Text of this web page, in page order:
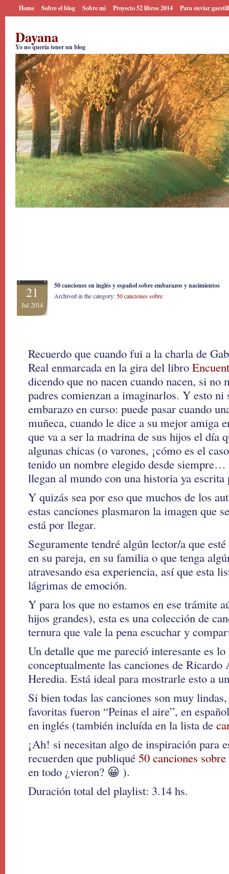
Home Sobre el blog Sobre mi Proyecto 52 libros 2014 Para enviar
Dayana
Yo no quería tener un blog
21
Jul 2014
50 canciones en inglés y español sobre embarazos y nacimientos
Archived in the category: 50 canciones sobre
Recuerdo que cuando fui a la charla de
Real enmarcada en la gira del libro
dicendo que no nacen cuando nacen, si no
padres comienzan a imaginarlos. Y esto ni
embarazo en curso: puede pasar cuando
muñeca, cuando le dice a su mejor amiga
que va a ser la madrina de sus hijos el día
algunas chicas (o varones, ¡cómo es el
tenido un nombre elegido desde siempre…
llegan al mundo con una historia ya
Y quizás sea por eso que muchos de los
estas canciones plasmaron la imagen que
está por llegar.
Seguramente tendré algún lector/a que
en su pareja, en su familia o que tenga
atravesando esa experiencia, así que esta
lágrimas de emoción.
Y para los que no estamos en ese trámite
hijos grandes), esta es una colección de
ternura que vale la pena escuchar y
Un detalle que me pareció interesante es
conceptualmente las canciones de
Heredia. Está ideal para mostrarle esto a
Si bien todas las canciones son muy
favoritas fueron “Peinas el aire”, en
en inglés (también incluída en la lista de
¡Ah! si necesitan algo de inspiración para
recuerden que publiqué 50 canciones
en todo ¿vieron? 😀 ).
Duración total del playlist: 3.14 hs.